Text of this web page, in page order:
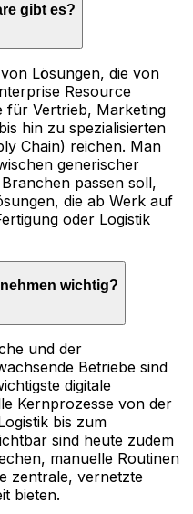
gibt es?
Lösungen, die von
Resource
für Vertrieb, Marketing
hin zu spezialisierten
Chain) reichen. Man
generischer
passen soll,
die ab Werk auf
oder Logistik
wichtig?
und der
Betriebe sind
digitale
Kernprozesse von der
bis zum
sind heute zudem
manuelle Routinen
zentrale, vernetzte
bieten.